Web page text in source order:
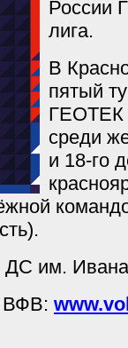
России
лига.
В
пятый
ГЕОТЕК
среди
и 18-го
ДС им.
ВФВ: